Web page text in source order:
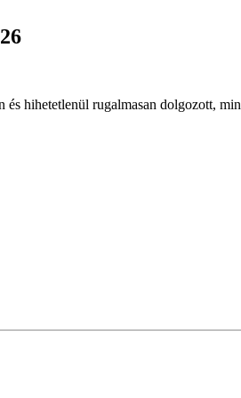
hihetetlenül rugalmasan dolgozott,